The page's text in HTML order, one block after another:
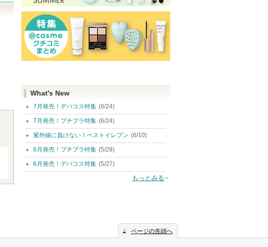
What's New
7月発売！デパコス特集 (6/24)
7月発売！プチプラ特集 (6/24)
紫外線に負けない！ベストイレブン (6/10)
6月発売！プチプラ特集 (5/28)
6月発売！デパコス特集 (5/27)
もっとみる
ページの先頭へ